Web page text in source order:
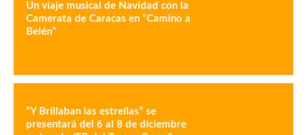
Un viaje musical de Navidad con la
Camerata de Caracas en “Camino a
Belén”
“Y Brillaban las estrellas” se
presentará del 6 al 8 de diciembre